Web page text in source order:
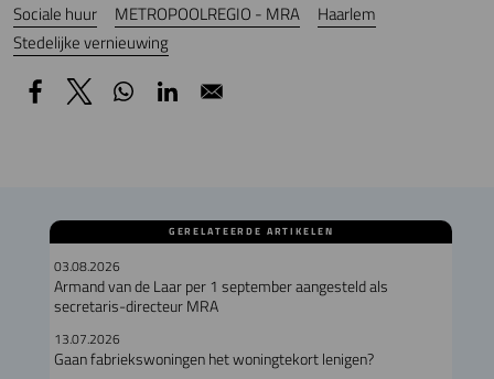
Sociale huur METROPOOLREGIO - MRA
Haarlem
Stedelijke vernieuwing
GERELATEERDE ARTIKELEN
03.08.2026
Armand van de Laar per 1 september aangesteld als
secretaris-directeur MRA
13.07.2026
Gaan fabriekswoningen het woningtekort lenigen?